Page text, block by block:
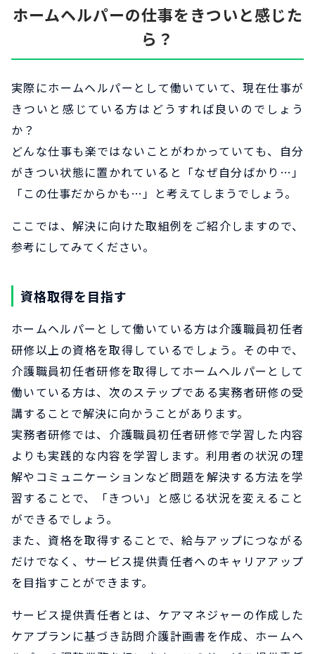
ホームヘルパーの仕事をきついと感じた
ら？
実際にホームヘルパーとして働いていて、現在仕事が
きついと感じている方はどうすれば良いのでしょう
か？
どんな仕事も楽ではないことがわかっていても、自分
がきつい状態に置かれていると「なぜ自分ばかり…」
「この仕事だからかも…」と考えてしまうでしょう。
ここでは、解決に向けた取組例をご紹介しますので、
参考にしてみてください。
資格取得を目指す
ホームヘルパーとして働いている方は介護職員初任者
研修以上の資格を取得しているでしょう。その中で、
介護職員初任者研修を取得してホームヘルパーとして
働いている方は、次のステップである実務者研修の受
講することで解決に向かうことがあります。
実務者研修では、介護職員初任者研修で学習した内容
よりも実践的な内容を学習します。利用者の状況の理
解やコミュニケーションなど問題を解決する方法を学
習することで、「きつい」と感じる状況を変えること
ができるでしょう。
また、資格を取得することで、給与アップにつながる
だけでなく、サービス提供責任者へのキャリアアップ
を目指すことができます。
サービス提供責任者とは、ケアマネジャーの作成した
ケアプランに基づき訪問介護計画書を作成、ホームヘ